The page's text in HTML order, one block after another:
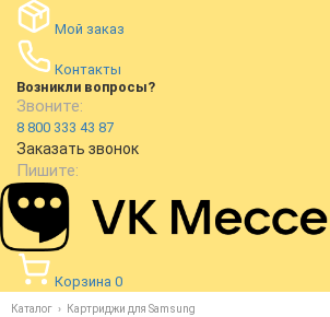
Мой заказ
Контакты
Возникли вопросы?
Звоните:
8 800 333 43 87
Заказать звонок
Пишите:
Корзина 0
Каталог Картриджи для Samsung